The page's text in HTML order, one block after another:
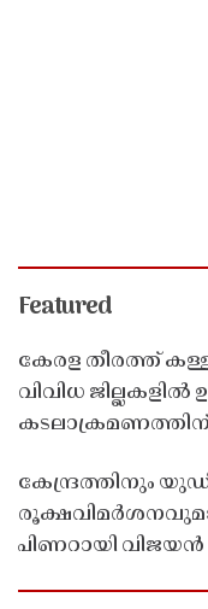
Featured
കേരള തീരത്ത്
വിവിധ
കേന്ദ്രത്തിനും
പിണറായി വിജയൻ